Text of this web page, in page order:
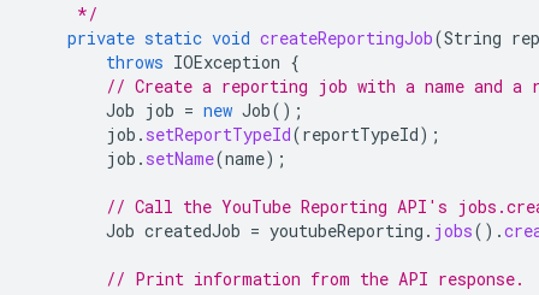
     */
private static void createReportingJob(String
throws IOException {
// Create a reporting job with a name and
Job job = new Job();
job . setReportTypeId(reportTypeId);
job . setName(name);
// Call the YouTube Reporting API's
Job createdJob = youtubeReporting . jobs().
// Print information from the API response.